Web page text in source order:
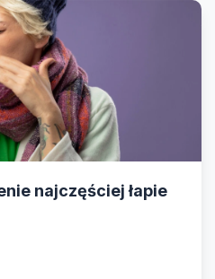
najczęściej łapie